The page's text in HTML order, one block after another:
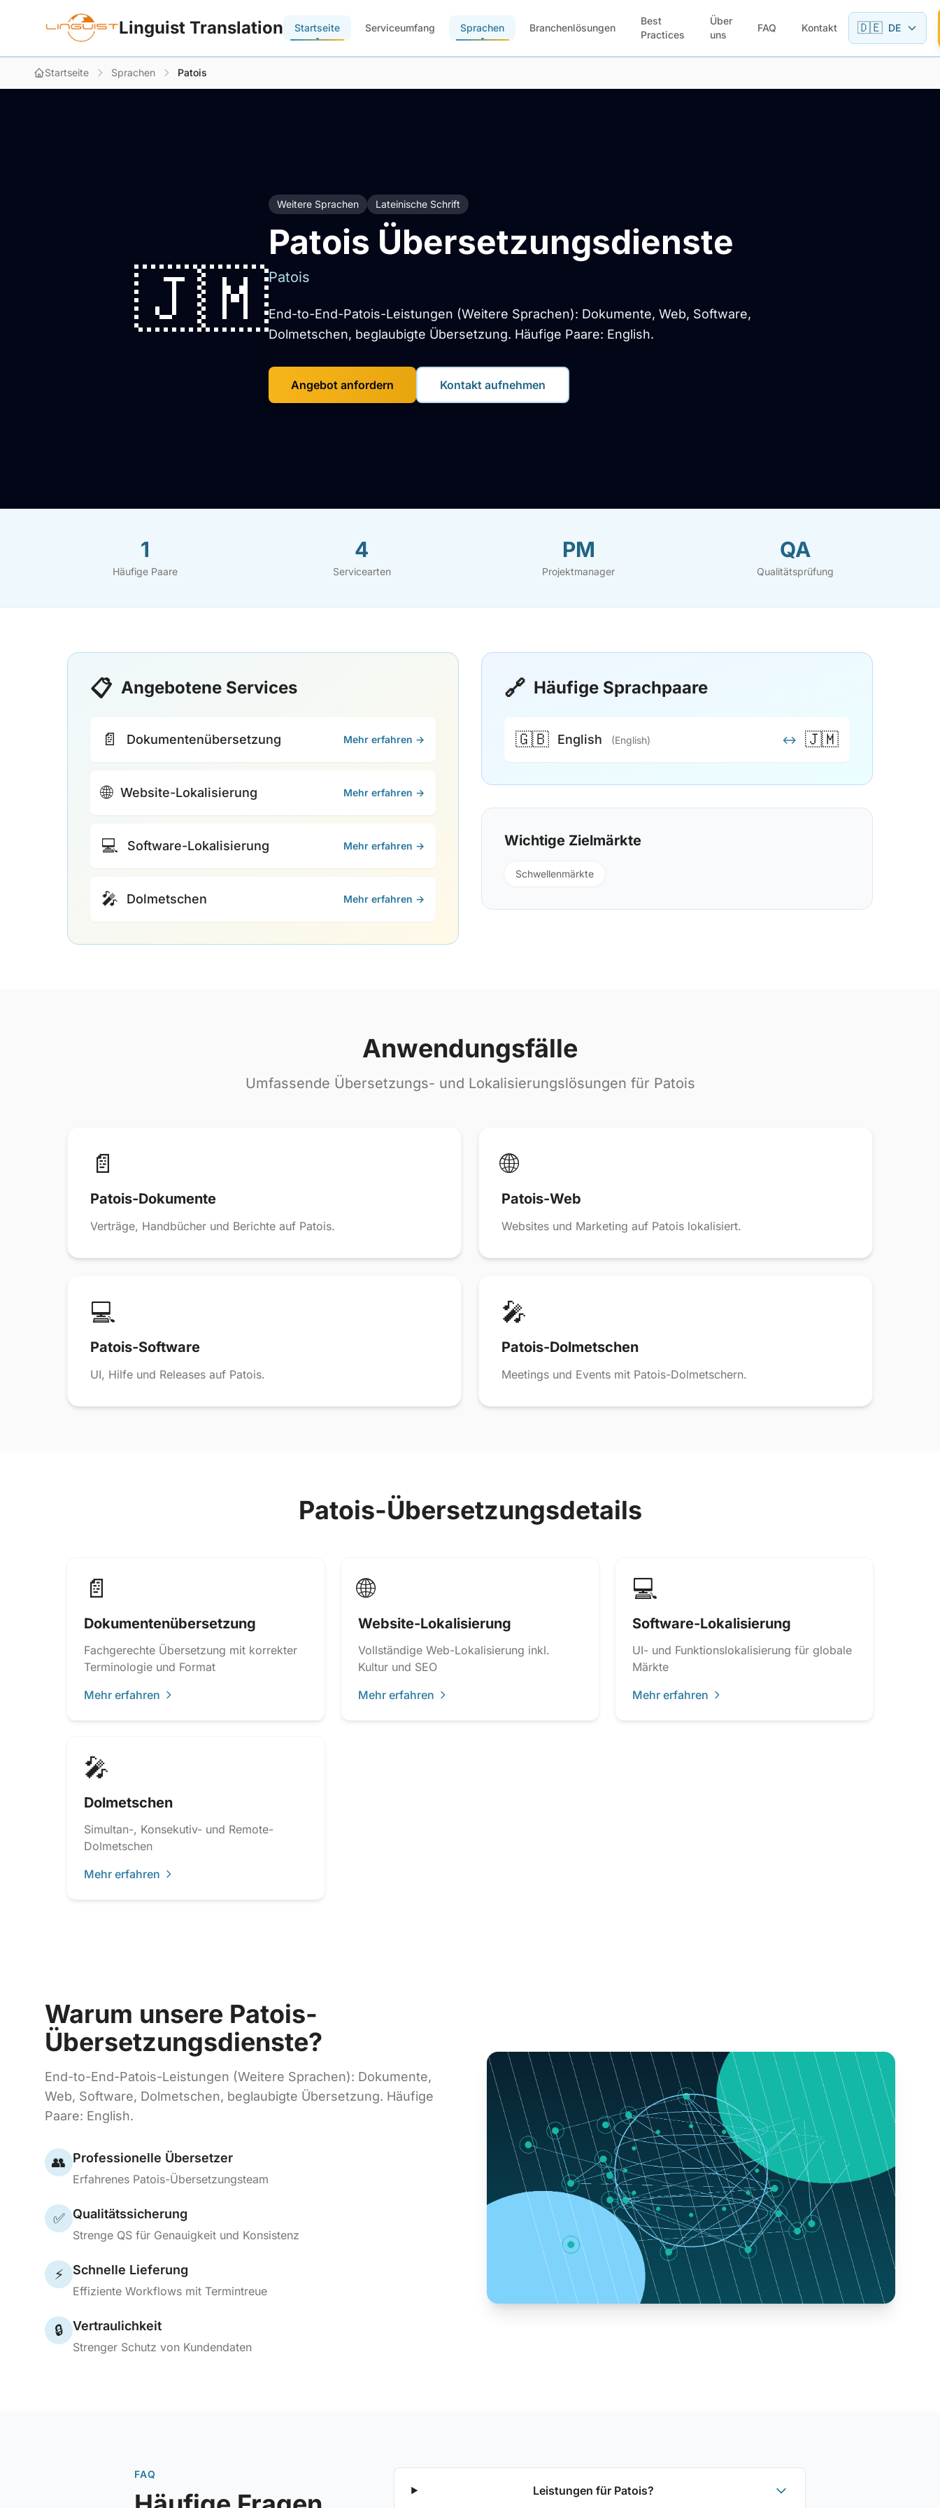
Linguist Translation Startseite Serviceumfang Sprachen Branchenlösungen
Best
Practices
Über
uns
FAQ Kontakt 🇩🇪 DE
Startseite Sprachen Patois
🇯🇲
Weitere Sprachen Lateinische Schrift
Patois Übersetzungsdienste
Patois
End-to-End-Patois-Leistungen (Weitere Sprachen): Dokumente, Web, Software,
Dolmetschen, beglaubigte Übersetzung. Häufige Paare: English.
Angebot anfordern Kontakt aufnehmen
1
Häufige Paare
4
Servicearten
PM
Projektmanager
QA
Qualitätsprüfung
📋 Angebotene Services
📄 Dokumentenübersetzung Mehr erfahren →
🌐 Website-Lokalisierung Mehr erfahren →
💻 Software-Lokalisierung Mehr erfahren →
🎤 Dolmetschen Mehr erfahren →
🔗 Häufige Sprachpaare
🇬🇧 English (English) ↔ 🇯🇲
Wichtige Zielmärkte
Schwellenmärkte
Anwendungsfälle
Umfassende Übersetzungs- und Lokalisierungslösungen für Patois
📄
Patois-Dokumente
Verträge, Handbücher und Berichte auf Patois.
🌐
Patois-Web
Websites und Marketing auf Patois lokalisiert.
💻
Patois-Software
UI, Hilfe und Releases auf Patois.
🎤
Patois-Dolmetschen
Meetings und Events mit Patois-Dolmetschern.
Patois-Übersetzungsdetails
📄
Dokumentenübersetzung
Fachgerechte Übersetzung mit korrekter
Terminologie und Format
Mehr erfahren
🌐
Website-Lokalisierung
Vollständige Web-Lokalisierung inkl.
Kultur und SEO
Mehr erfahren
💻
Software-Lokalisierung
UI- und Funktionslokalisierung für globale
Märkte
Mehr erfahren
🎤
Dolmetschen
Simultan-, Konsekutiv- und Remote-
Dolmetschen
Mehr erfahren
Warum unsere Patois-
Übersetzungsdienste?
End-to-End-Patois-Leistungen (Weitere Sprachen): Dokumente,
Web, Software, Dolmetschen, beglaubigte Übersetzung. Häufige
Paare: English.
👥 Professionelle Übersetzer
Erfahrenes Patois-Übersetzungsteam
✅ Qualitätssicherung
Strenge QS für Genauigkeit und Konsistenz
⚡ Schnelle Lieferung
Effiziente Workflows mit Termintreue
🔒 Vertraulichkeit
Strenger Schutz von Kundendaten
FAQ
Leistungen für Patois?